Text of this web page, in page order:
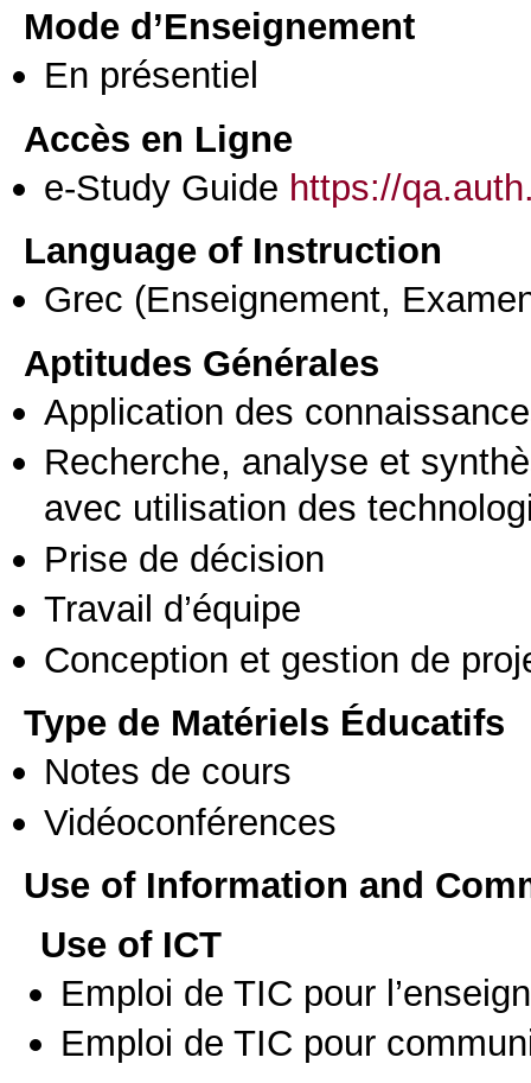
Mode d’Enseignement
En présentiel
Accès en Ligne
e-Study Guide https://
Language of Instruction
Grec (Enseignement,
Aptitudes Générales
Application des
Recherche, analyse et
avec utilisation des
Prise de décision
Travail d’équipe
Conception et gestion de
Type de Matériels Éducatifs
Notes de cours
Vidéoconférences
Use of Information and
Use of ICT
Emploi de TIC pour
Emploi de TIC pour